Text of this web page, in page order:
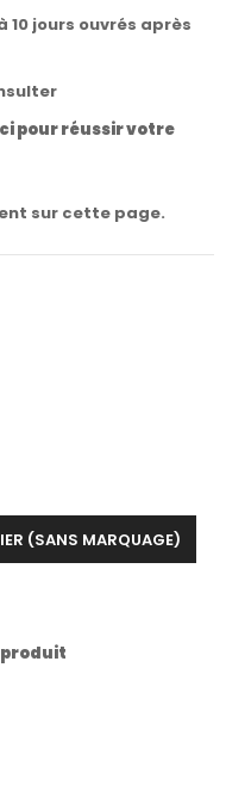
jours ouvrés après
pour réussir votre
sur cette page.
(SANS MARQUAGE)